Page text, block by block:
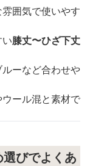
囲気で使いやす
膝丈〜ひざ下丈
ーなど合わせや
ール混と素材で
びでよくあ